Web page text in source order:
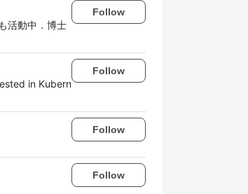
活動中．博士
Follow
in Kubern
Follow
Follow
Follow